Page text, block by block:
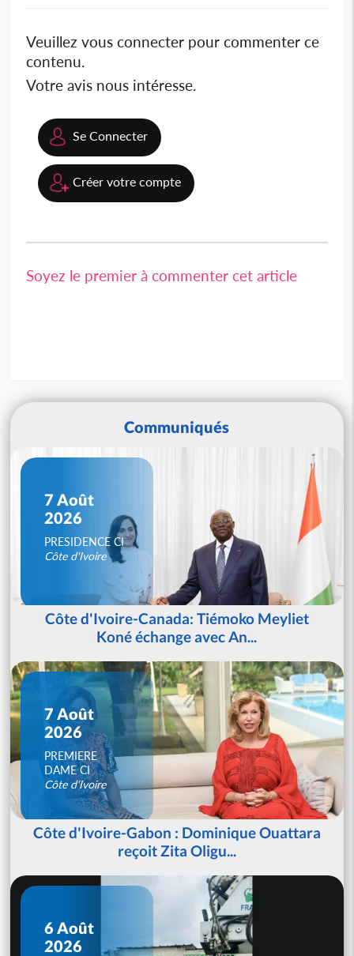
Veuillez vous connecter pour commenter ce
contenu.
Votre avis nous intéresse.
Se Connecter
Créer votre compte
Soyez le premier à commenter cet article
Communiqués
7 Août
2026
PRESIDENCE CI
Côte d'Ivoire
Côte d'Ivoire-Canada: Tiémoko Meyliet
Koné échange avec An...
7 Août
2026
PREMIERE
DAME CI
Côte d'Ivoire
Côte d'Ivoire-Gabon : Dominique Ouattara
reçoit Zita Oligu...
6 Août
2026